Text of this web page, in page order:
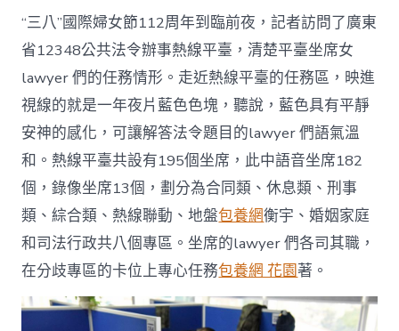
邊
查
包
養
心
得
天：
專
業、
耐
煩、
共
情
力
強〉
“三八”國際婦女節112周年到臨前夜，記者訪問了廣東
省12348公共法令辦事熱線平臺，清楚平臺坐席女
lawyer 們的任務情形。走近熱線平臺的任務區，映進
視線的就是一年夜片藍色色塊，聽說，藍色具有平靜
安神的感化，可讓解答法令題目的lawyer 們語氣溫
和。熱線平臺共設有195個坐席，此中語音坐席182
個，錄像坐席13個，劃分為合同類、休息類、刑事
類、綜合類、熱線聯動、地盤包養網衡宇、婚姻家庭
和司法行政共八個專區。坐席的lawyer 們各司其職，
在分歧專區的卡位上專心任務包養網 花園著。